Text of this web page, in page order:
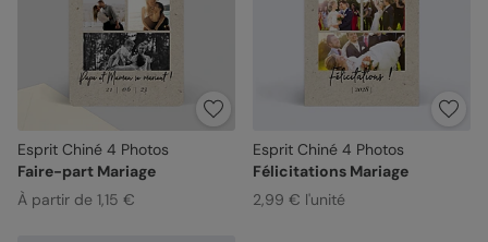
Esprit Chiné 4 Photos
Faire-part Mariage
À partir de 1,15 €
Esprit Chiné 4 Photos
Félicitations Mariage
2,99 € l'unité